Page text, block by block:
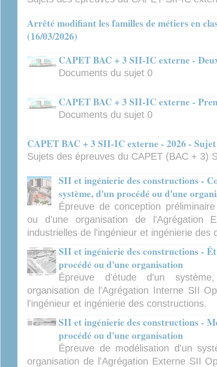
Arrêté modifiant les familles de métiers en
(16/03/2026)
CAPET BAC + 3 SII-IC externe -
Documents du sujet 0
CAPET BAC + 3 SII-IC externe -
Documents du sujet 0
CAPET BAC + 3 SII-IC externe - 2026 -
Sujets des épreuves du CAPET (BAC + 3)
SII et ingénierie des constructions -
système, d'un procédé ou d'une
Épreuve de conception
ou d'une organisation de l'Agrégation
industrielles de l'ingénieur et ingénierie des
SII et ingénierie des constructions -
procédé ou d'une organisation
Épreuve d'étude d'un
organisation de l'Agrégation Interne SII
l'ingénieur et ingénierie des constructions.
SII et ingénierie des constructions -
procédé ou d'une organisation
Épreuve de modélisation d'un
organisation de l'Agrégation Externe SII